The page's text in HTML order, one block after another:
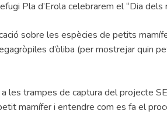
Pla d’Erola celebrarem el “Dia dels
sobre les espècies de petits
d’òliba (per mostrejar quin
les trampes de captura del projecte
mamífer i entendre com es fa el